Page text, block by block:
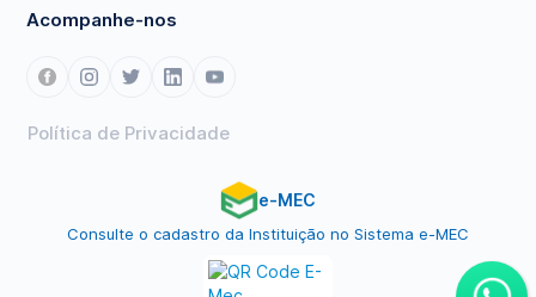
Acompanhe-nos
Política de Privacidade
e-MEC
Consulte o cadastro da Instituição no Sistema e-MEC